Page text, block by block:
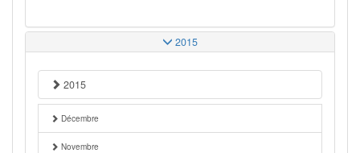
2015
2015
Décembre
Novembre